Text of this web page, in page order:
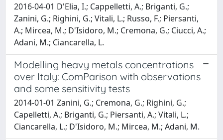
2016-04-01 D'Elia, I.; Cappelletti, A.; Briganti, G.;
Zanini, G.; Righini, G.; Vitali, L.; Russo, F.; Piersanti,
A.; Mircea, M.; D'Isidoro, M.; Cremona, G.; Ciucci, A.;
Adani, M.; Ciancarella, L.
Modelling heavy metals concentrations
over Italy: ComParison with observations
and some sensitivity tests
2014-01-01 Zanini, G.; Cremona, G.; Righini, G.;
Capelletti, A.; Briganti, G.; Piersanti, A.; Vitali, L.;
Ciancarella, L.; D'Isidoro, M.; Mircea, M.; Adani, M.